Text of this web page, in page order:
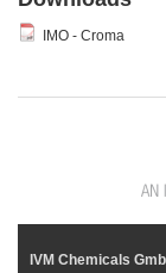
IMO - Croma
IVM Chemicals